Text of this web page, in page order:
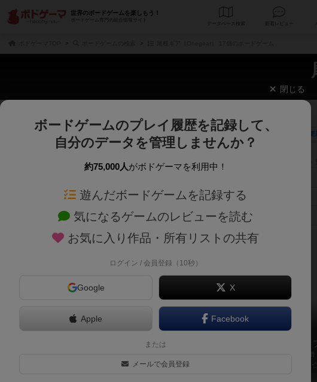
世界のボードゲームを楽しもう！
ボードゲーム専門の総合情報サイト
データベース
じっくり表示
商品名、商品説明文、デザイナー名、テーマ名、メカニクス名を対象にフリーワード検索がで
ゲームデザイナー名を指定して検索できます。
ゲームデザイナー
対象年齢を指定します。 世界観や登場人物などモチーフ
テーマ/フレーバー
サンリオキャラクターズ スポーツフ
Sanrio characters sports festa
ゴーストリ
閉じる
ボードゲームのプレイ履歴を記録して、
自分のデータを管理しませんか？
約75,000人がボドゲーマを利用中！
遊んだボードゲームを記録する
気になるゲームのレビューを読む
お気に入り作品・所有リストの共有
ログイン / 会員登録（10秒）
Google X
Apple Facebook
または
メールで会員登録